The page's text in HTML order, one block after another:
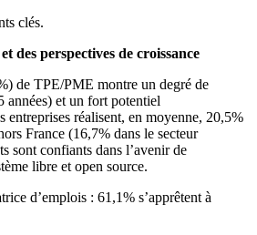
clés.
des perspectives de croissance
de TPE/PME montre un degré de
années) et un fort potentiel
entreprises réalisent, en moyenne, 20,5%
France (16,7% dans le secteur
sont confiants dans l’avenir de
libre et open source.
d’emplois : 61,1% s’apprêtent à